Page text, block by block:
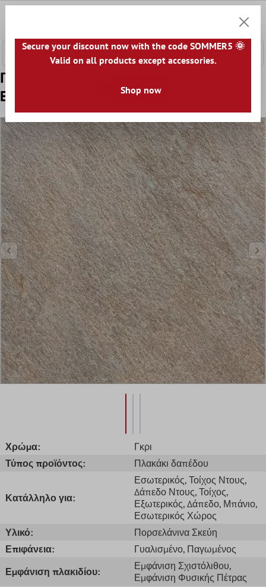
Πρότυπο Πλακάκια Δαπέδου Stoneway
Eμφάνιση Φυσικής Πέτρας Γκρί
Χρώμα:
Γκρι
Τύπος προϊόντος:
Πλακάκι δαπέδου
Κατάλληλο για:
Εσωτερικός, Τοίχος Ντους,
Δάπεδο Ντους, Τοίχος,
Εξωτερικός, Δάπεδο, Μπάνιο,
Εσωτερικός Χώρος
Υλικό:
Πορσελάνινα Σκεύη
Επιφάνεια:
Γυαλισμένο, Παγωμένος
Εμφάνιση πλακιδίου:
Εμφάνιση Σχιστόλιθου,
Εμφάνιση Φυσικής Πέτρας
Secure your discount now with the code SOMMER5 🌞
Valid on all products except accessories.
Shop now